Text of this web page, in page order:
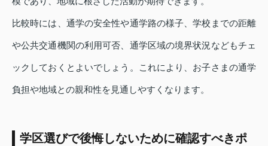
比較時には、通学の安全性や通学路の様子、学校までの距離
や公共交通機関の利用可否、通学区域の境界状況などもチェ
ックしておくとよいでしょう。これにより、お子さまの通学
負担や地域との親和性を見通しやすくなります。
学区選びで後悔しないために確認すべきポ